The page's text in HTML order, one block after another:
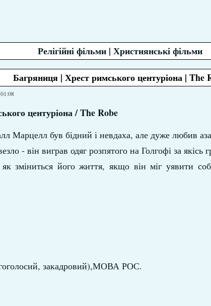
Релігійні фільми | Християнські фільми
Багряниця | Хрест римського центуріона | The
центуріона / The Robe
Марцелл був бідний і невдаха, але дуже любив
- він виграв одяг розпятого на Голгофі за якісь
зміниться його життя, якщо він міг уявити
закадровий),МОВА РОС.